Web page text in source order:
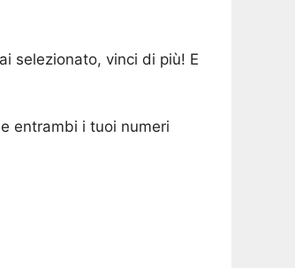
selezionato, vinci di più! E
entrambi i tuoi numeri